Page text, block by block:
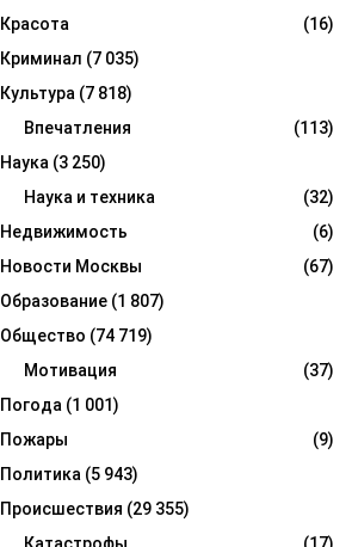
Красота
(16)
Криминал (7 035)
Культура (7 818)
Впечатления
(113)
Наука (3 250)
Наука и техника
(32)
Недвижимость
(6)
Новости Москвы
(67)
Образование (1 807)
Общество (74 719)
Мотивация
(37)
Погода (1 001)
Пожары
(9)
Политика (5 943)
Происшествия (29 355)